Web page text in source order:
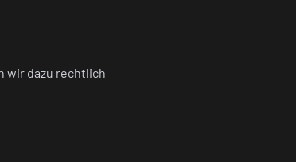
wir dazu rechtlich